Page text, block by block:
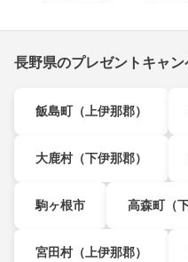
長野県のプレゼントキャ
飯島町（上伊那郡）
大鹿村（下伊那郡）
駒ヶ根市 高森町（
宮田村（上伊那郡）